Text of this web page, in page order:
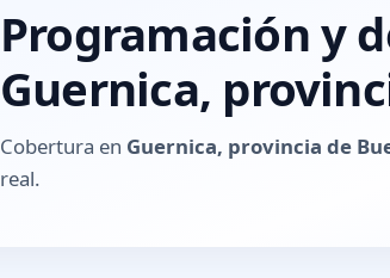
Programación y
Guernica,
Cobertura en Guernica, provincia de
real.